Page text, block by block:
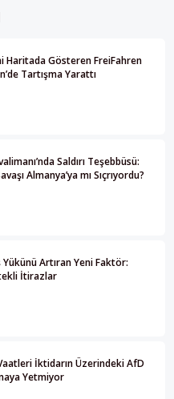
Haritada Gösteren FreiFahren
Tartışma Yarattı
Saldırı Teşebbüsü:
Almanya’ya mı Sıçrıyordu?
Yükünü Artıran Yeni Faktör:
İtirazlar
İktidarın Üzerindeki AfD
Yetmiyor